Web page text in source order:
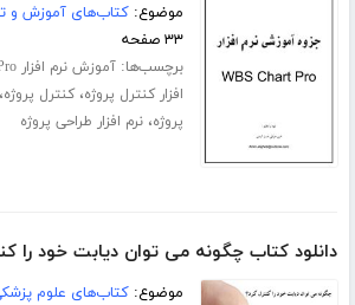
موضوع:کتاب‌های آموزش و
۳۳ صفحه
برچسب‌ها:آموزش نرم افزار WBS Chart Pro
افزار کنترل پروژه،کنترل پروژه
پروژه،نرم افزار طراحی پروژه
دانلود کتاب چگونه می توان دیابت خود را
موضوع:کتاب‌های علوم